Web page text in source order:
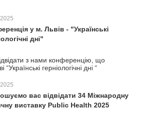
у м. Львів - "Українські
дні"
з нами конференцію, що
“Українські герніологічні дні “
вас відвідати 34 Міжнародну
виставку Public Health 2025